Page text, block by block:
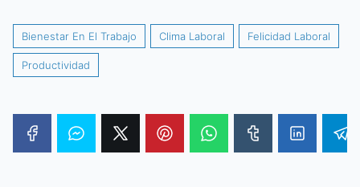
Bienestar En El Trabajo Clima Laboral Felicidad Laboral
Productividad